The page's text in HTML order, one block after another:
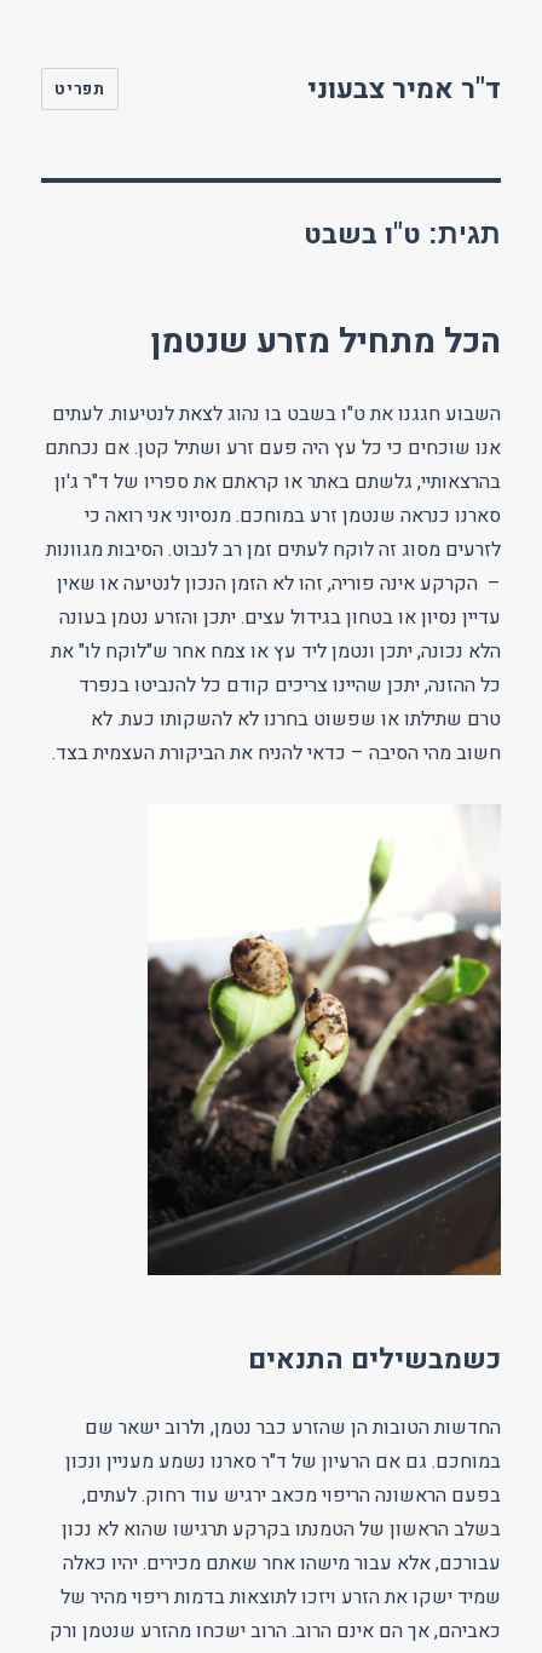
ד"ר אמיר צבעוני תפריט
תגית: ט"ו בשבט
הכל מתחיל מזרע שנטמן
השבוע חגגנו את ט"ו בשבט בו נהוג לצאת לנטיעות. לעתים
אנו שוכחים כי כל עץ היה פעם זרע ושתיל קטן. אם נכחתם
בהרצאותיי, גלשתם באתר או קראתם את ספריו של ד"ר ג'ון
סארנו כנראה שנטמן זרע במוחכם. מנסיוני אני רואה כי
לזרעים מסוג זה לוקח לעתים זמן רב לנבוט. הסיבות מגוונות
– הקרקע אינה פוריה, זהו לא הזמן הנכון לנטיעה או שאין
עדיין נסיון או בטחון בגידול עצים. יתכן והזרע נטמן בעונה
הלא נכונה, יתכן ונטמן ליד עץ או צמח אחר ש"לוקח לו" את
כל ההזנה, יתכן שהיינו צריכים קודם כל להנביטו בנפרד
טרם שתילתו או שפשוט בחרנו לא להשקותו כעת. לא
חשוב מהי הסיבה – כדאי להניח את הביקורת העצמית בצד.
כשמבשילים התנאים
החדשות הטובות הן שהזרע כבר נטמן, ולרוב ישאר שם
במוחכם. גם אם הרעיון של ד"ר סארנו נשמע מעניין ונכון
בפעם הראשונה הריפוי מכאב ירגיש עוד רחוק. לעתים,
בשלב הראשון של הטמנתו בקרקע תרגישו שהוא לא נכון
עבורכם, אלא עבור מישהו אחר שאתם מכירים. יהיו כאלה
שמיד ישקו את הזרע ויזכו לתוצאות בדמות ריפוי מהיר של
כאביהם, אך הם אינם הרוב. הרוב ישכחו מהזרע שנטמן ורק